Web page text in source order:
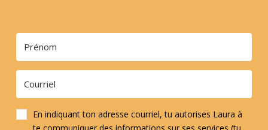
En indiquant ton adresse courriel, tu autorises Laura à